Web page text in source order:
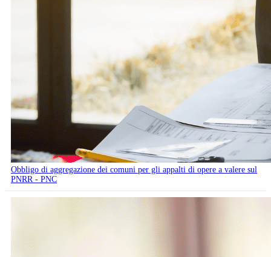
Obbligo di aggregazione dei comuni per gli appalti di opere a valere sul
PNRR - PNC